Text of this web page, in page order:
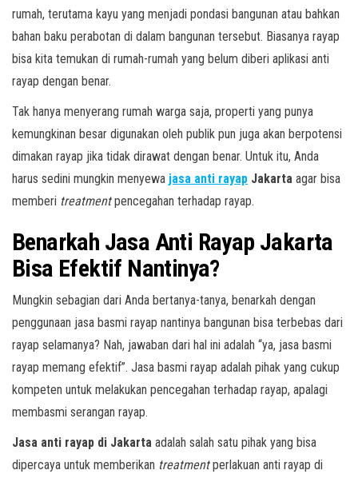
rumah, terutama kayu yang menjadi pondasi bangunan atau bahkan
bahan baku perabotan di dalam bangunan tersebut. Biasanya rayap
bisa kita temukan di rumah-rumah yang belum diberi aplikasi anti
rayap dengan benar.
Tak hanya menyerang rumah warga saja, properti yang punya
kemungkinan besar digunakan oleh publik pun juga akan berpotensi
dimakan rayap jika tidak dirawat dengan benar. Untuk itu, Anda
harus sedini mungkin menyewa jasa anti rayap Jakarta agar bisa
memberi treatmentpencegahan terhadap rayap.
Benarkah Jasa Anti Rayap Jakarta
Bisa Efektif Nantinya?
Mungkin sebagian dari Anda bertanya-tanya, benarkah dengan
penggunaan jasa basmi rayap nantinya bangunan bisa terbebas dari
rayap selamanya? Nah, jawaban dari hal ini adalah “ya, jasa basmi
rayap memang efektif”. Jasa basmi rayap adalah pihak yang cukup
kompeten untuk melakukan pencegahan terhadap rayap, apalagi
membasmi serangan rayap.
Jasa anti rayap di Jakarta adalah salah satu pihak yang bisa
dipercaya untuk memberikan treatmentperlakuan anti rayap di